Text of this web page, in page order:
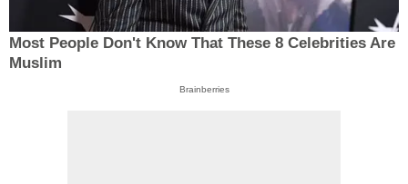
Most People Don't Know That These 8 Celebrities Are
Muslim
Brainberries